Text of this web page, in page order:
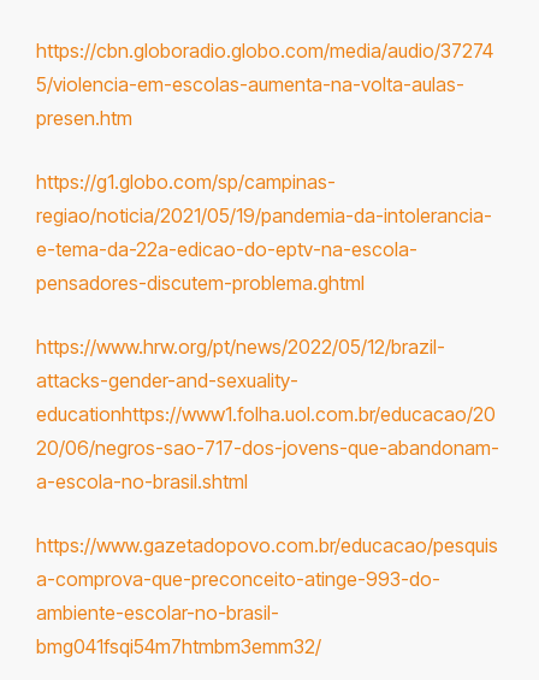
https://cbn.globoradio.globo.com/media/audio/37274
5/violencia-em-escolas-aumenta-na-volta-aulas-
presen.htm
https://g1.globo.com/sp/campinas-
regiao/noticia/2021/05/19/pandemia-da-intolerancia-
e-tema-da-22a-edicao-do-eptv-na-escola-
pensadores-discutem-problema.ghtml
https://www.hrw.org/pt/news/2022/05/12/brazil-
attacks-gender-and-sexuality-
educationhttps://www1.folha.uol.com.br/educacao/20
20/06/negros-sao-717-dos-jovens-que-abandonam-
a-escola-no-brasil.shtml
https://www.gazetadopovo.com.br/educacao/pesquis
a-comprova-que-preconceito-atinge-993-do-
ambiente-escolar-no-brasil-
bmg041fsqi54m7htmbm3emm32/